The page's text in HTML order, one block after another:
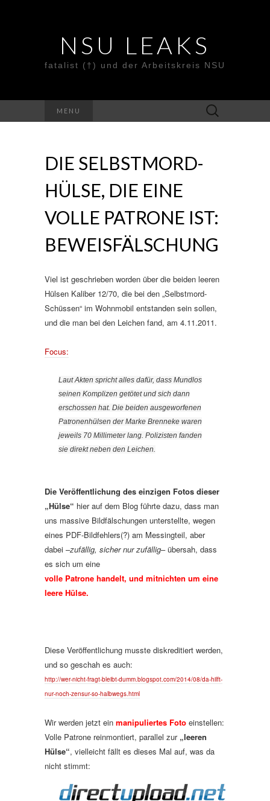
NSU LEAKS
fatalist (†) und der Arbeitskreis NSU
MENU
Suche
nach:
DIE SELBSTMORD-
HÜLSE, DIE EINE
VOLLE PATRONE IST:
BEWEISFÄLSCHUNG
Viel ist geschrieben worden über die beiden leeren
Hülsen Kaliber 12/70, die bei den „Selbstmord-
Schüssen“ im Wohnmobil entstanden sein sollen,
und die man bei den Leichen fand, am 4.11.2011.
Focus:
Laut Akten spricht alles dafür, dass Mundlos
seinen Komplizen getötet und sich dann
erschossen hat. Die beiden ausgeworfenen
Patronenhülsen der Marke Brenneke waren
jeweils 70 Millimeter lang. Polizisten fanden
sie direkt neben den Leichen.
Die Veröffentlichung des einzigen Fotos dieser
„Hülse“ hier auf dem Blog führte dazu, dass man
uns massive Bildfälschungen unterstellte, wegen
eines PDF-Bildfehlers(?) am Messingteil, aber
dabei –zufällig, sicher nur zufällig– übersah, dass
es sich um eine
volle Patrone handelt, und mitnichten um eine
leere Hülse.
Diese Veröffentlichung musste diskreditiert werden,
und so geschah es auch:
http://wer-nicht-fragt-bleibt-dumm.blogspot.com/2014/08/da-hilft-
nur-noch-zensur-so-halbwegs.html
Wir werden jetzt ein manipuliertes Foto einstellen:
Volle Patrone reinmontiert, parallel zur „leeren
Hülse“, vielleicht fällt es dieses Mal auf, was da
nicht stimmt: